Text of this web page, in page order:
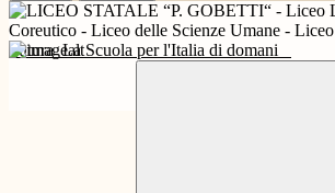
Futura La Scuola per l'Italia di domani